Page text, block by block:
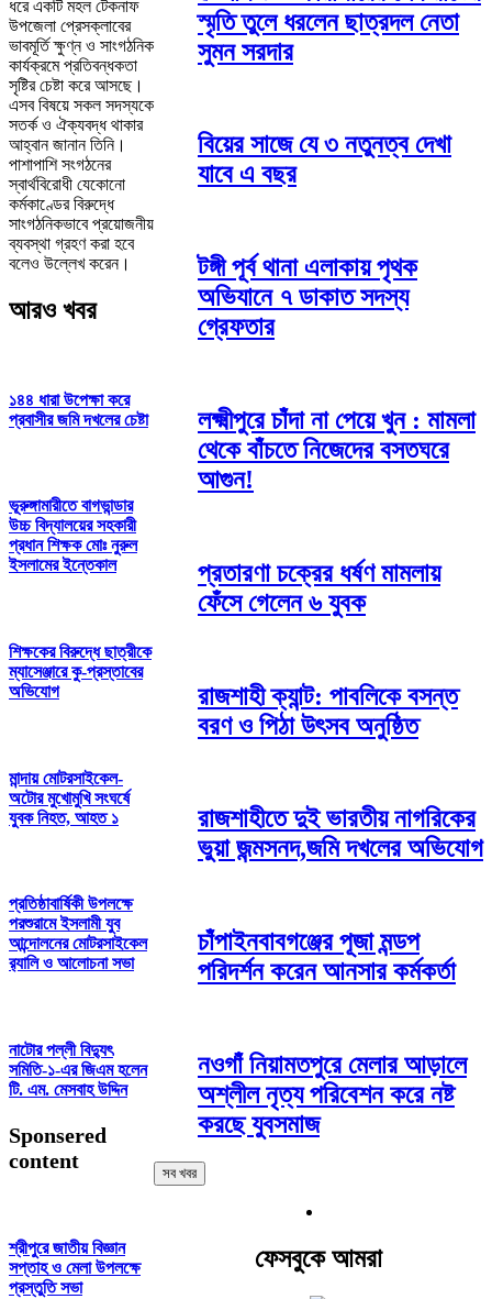
ধরে একটি মহল টেকনাফ
উপজেলা প্রেসক্লাবের
ভাবমূর্তি ক্ষুণ্ন ও সাংগঠনিক
কার্যক্রমে প্রতিবন্ধকতা
সৃষ্টির চেষ্টা করে আসছে।
এসব বিষয়ে সকল সদস্যকে
সতর্ক ও ঐক্যবদ্ধ থাকার
আহ্বান জানান তিনি।
পাশাপাশি সংগঠনের
স্বার্থবিরোধী যেকোনো
কর্মকাণ্ডের বিরুদ্ধে
সাংগঠনিকভাবে প্রয়োজনীয়
ব্যবস্থা গ্রহণ করা হবে
বলেও উল্লেখ করেন।
আরও খবর
১৪৪ ধারা উপেক্ষা করে
প্রবাসীর জমি দখলের চেষ্টা
ভূরুঙ্গামারীতে বাগভান্ডার
উচ্চ বিদ্যালয়ের সহকারী
প্রধান শিক্ষক মোঃ নুরুল
ইসলামের ইন্তেকাল
শিক্ষকের বিরুদ্ধে ছাত্রীকে
ম্যাসেঞ্জারে কু-প্রস্তাবের
অভিযোগ
মান্দায় মোটরসাইকেল-
অটোর মুখোমুখি সংঘর্ষে
যুবক নিহত, আহত ১
প্রতিষ্ঠাবার্ষিকী উপলক্ষে
পরশুরামে ইসলামী যুব
আন্দোলনের মোটরসাইকেল
র‌্যালি ও আলোচনা সভা
নাটোর পল্লী বিদ্যুৎ
সমিতি-১-এর জিএম হলেন
টি. এম. মেসবাহ উদ্দিন
Sponsered
content
শ্রীপুরে জাতীয় বিজ্ঞান
সপ্তাহ ও মেলা উপলক্ষে
প্রস্তুতি সভা
স্মৃতি তুলে ধরলেন ছাত্রদল নেতা
সুমন সরদার
বিয়ের সাজে যে ৩ নতুনত্ব দেখা
যাবে এ বছর
টঙ্গী পূর্ব থানা এলাকায় পৃথক
অভিযানে ৭ ডাকাত সদস্য
গ্রেফতার
লক্ষ্মীপুরে চাঁদা না পেয়ে খুন : মামলা
থেকে বাঁচতে নিজেদের বসতঘরে
আগুন!
প্রতারণা চক্রের ধর্ষণ মামলায়
ফেঁসে গেলেন ৬ যুবক
রাজশাহী ক্যান্ট: পাবলিকে বসন্ত
বরণ ও পিঠা উৎসব অনুষ্ঠিত
রাজশাহীতে দুই ভারতীয় নাগরিকের
ভুয়া জন্মসনদ,জমি দখলের অভিযোগ
চাঁপাইনবাবগঞ্জের পূজা মন্ডপ
পরিদর্শন করেন আনসার কর্মকর্তা
নওগাঁ নিয়ামতপুরে মেলার আড়ালে
অশ্লীল নৃত্য পরিবেশন করে নষ্ট
করছে যুবসমাজ
সব খবর
ফেসবুকে আমরা